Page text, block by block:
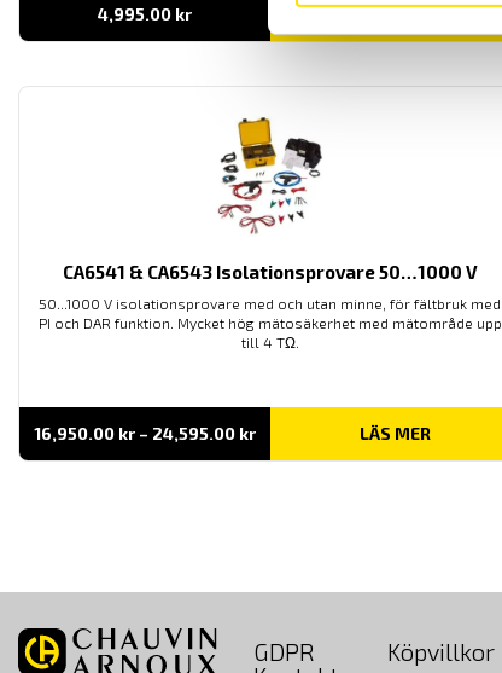
4,995.00 kr LÄS MER
CA6541 & CA6543 Isolationsprovare 50…1000 V
50...1000 V isolationsprovare med och utan minne, för fältbruk med
PI och DAR funktion. Mycket hög mätosäkerhet med mätområde upp
till 4 TΩ.
16,950.00 kr – 24,595.00 krPrisintervall:
till
LÄS MER
GDPR Köpvillkor